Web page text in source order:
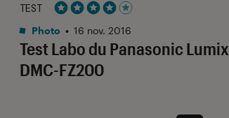
Test Labo du Panasonic Lumix
DMC-FZ200
TEST
Noté 4 étoiles sur 5
Photo • 16 nov. 2016